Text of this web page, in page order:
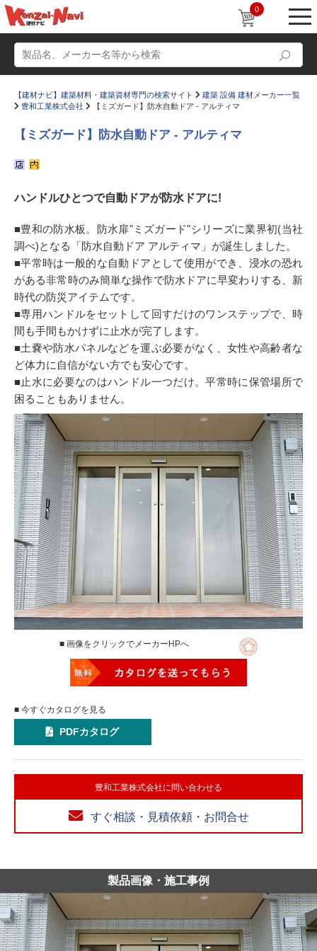
0
かたなび コラム
すまいリング 設計士インタビュー
Q＆A 販売・施工代理店募集
お気に入り
【建材ナビ】建築材料・建築資材専門の検索サイト
建築 設備 建材メーカー一覧
豊和工業株式会社
【ミズガード】防水自動ドア - アルティマ
【ミズガード】防水自動ドア - アルティマ
ハンドルひとつで自動ドアが防水ドアに!
■豊和の防水板。防水扉"ミズガード"シリーズに業界初(当社
調べ)となる「防水自動ドア アルティマ」が誕生しました。
■平常時は一般的な自動ドアとして使用ができ、浸水の恐れ
がある非常時のみ簡単な操作で防水ドアに早変わりする、新
時代の防災アイテムです。
■専用ハンドルをセットして回すだけのワンステップで、時
間も手間もかけずに止水が完了します。
■土嚢や防水パネルなどを運ぶ必要がなく、女性や高齢者な
ど体力に自信がない方でも安心です。
■止水に必要なのはハンドル一つだけ。平常時に保管場所で
困ることもありません。
■ 画像をクリックでメーカーHPへ
■ 今すぐカタログを見る
PDFカタログ
豊和工業株式会社に問い合わせる
すぐ相談・見積依頼・お問合せ
製品画像・施工事例